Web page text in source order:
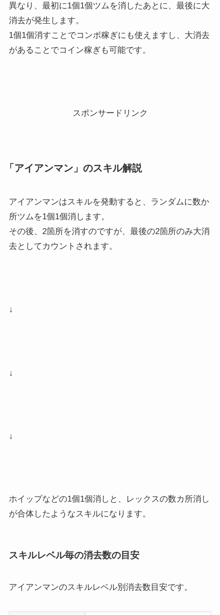
異なり、最初に1個1個ツムを消したあとに、最後に大
消去が発生します。
1個1個消すことでコンボ稼ぎにも使えますし、大消去
があることでコイン稼ぎも可能です。
スポンサードリンク
「アイアンマン」のスキル解説
アイアンマンはスキルを発動すると、ランダムに数か
所ツムを1個1個消します。
その後、2箇所を消すのですが、最後の2箇所のみ大消
去としてカウントされます。
↓
↓
↓
ホイップなどの1個1個消しと、レックスの数カ所消し
が合体したようなスキルになります。
スキルレベル毎の消去数の目安
アイアンマンのスキルレベル別消去数目安です。